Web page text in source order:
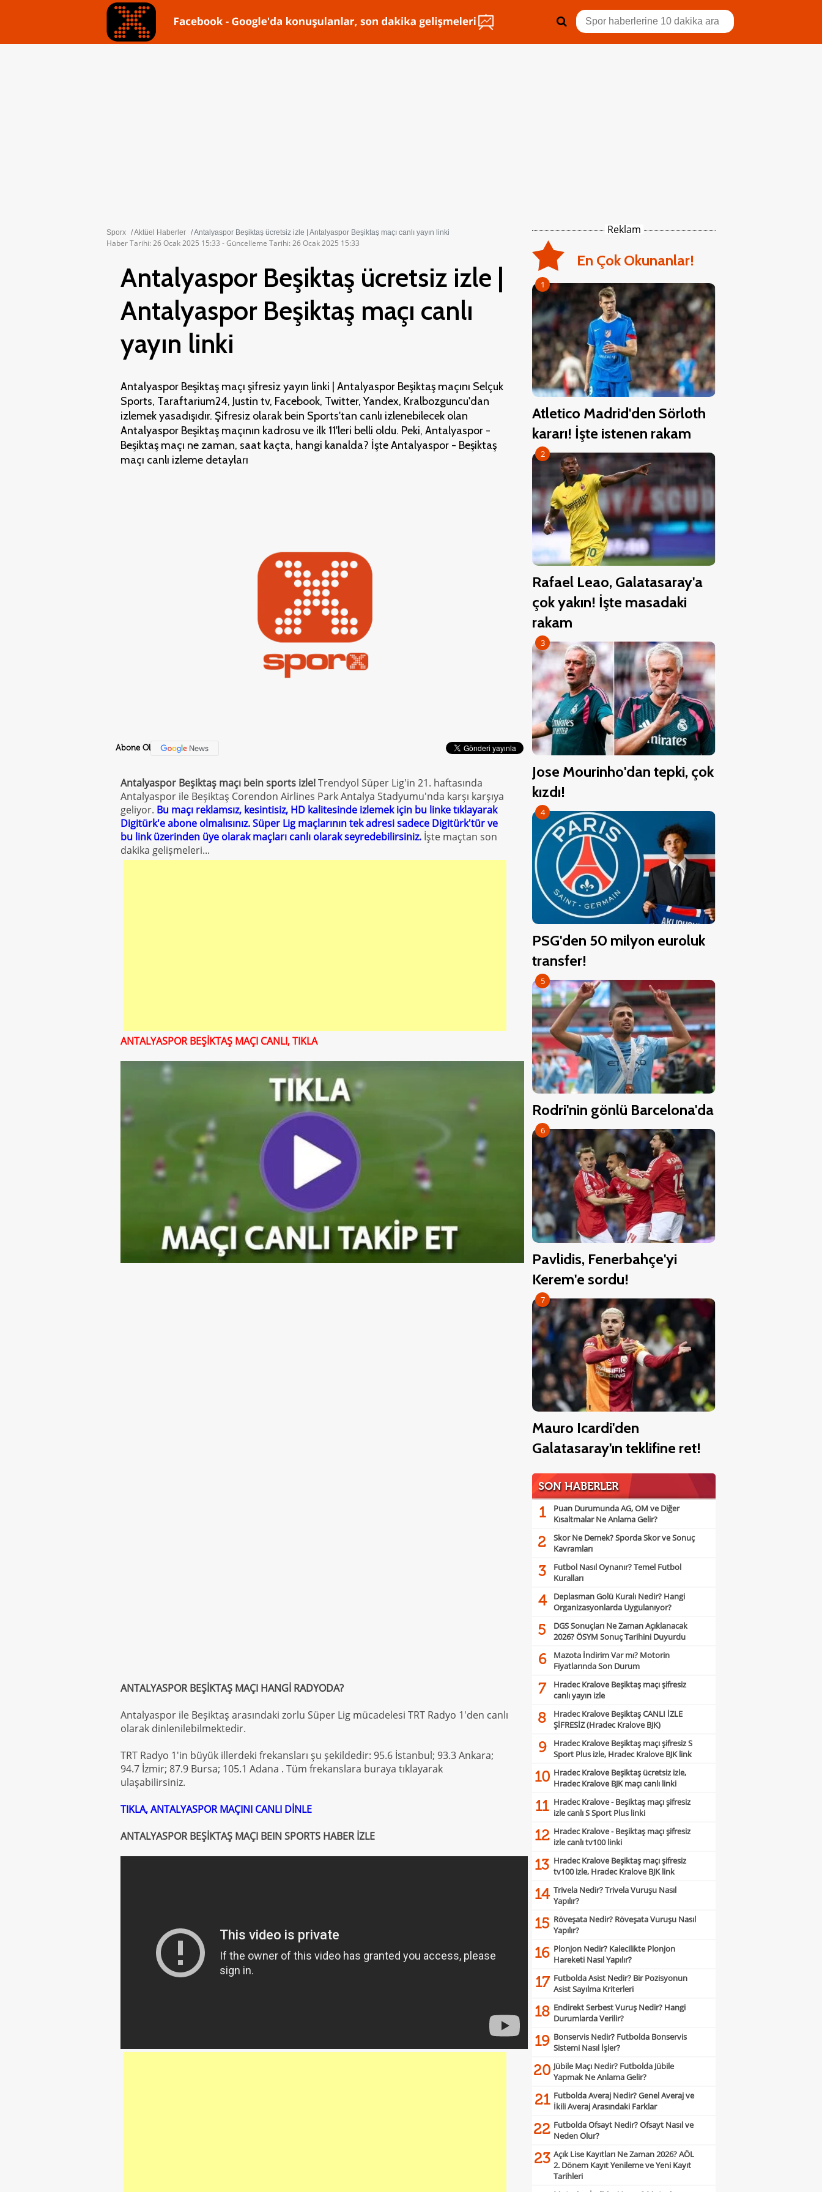
Sporx Aktüel Haberler Antalyaspor Beşiktaş ücretsiz izle | Antalyaspor Beşiktaş maçı canlı yayın linki
Haber Tarihi: 26 Ocak 2025 15:33 - Güncelleme Tarihi: 26 Ocak 2025 15:33
Antalyaspor Beşiktaş ücretsiz izle |
Antalyaspor Beşiktaş maçı canlı
yayın linki
Antalyaspor Beşiktaş maçı şifresiz yayın linki | Antalyaspor Beşiktaş maçını Selçuk
Sports, Taraftarium24, Justin tv, Facebook, Twitter, Yandex, Kralbozguncu'dan
izlemek yasadışıdır. Şifresiz olarak bein Sports'tan canlı izlenebilecek olan
Antalyaspor Beşiktaş maçının kadrosu ve ilk 11'leri belli oldu. Peki, Antalyaspor -
Beşiktaş maçı ne zaman, saat kaçta, hangi kanalda? İşte Antalyaspor - Beşiktaş
maçı canlı izleme detayları
Abone Ol
Antalyaspor Beşiktaş maçı bein sports izle!Trendyol Süper Lig'in 21. haftasında
Antalyaspor ile Beşiktaş Corendon Airlines Park Antalya Stadyumu'nda karşı karşıya
geliyor. Bu maçı reklamsız, kesintisiz, HD kalitesinde izlemek için bu linke tıklayarak
Digitürk'e abone olmalısınız. Süper Lig maçlarının tek adresi sadece Digitürk'tür ve
bu link üzerinden üye olarak maçları canlı olarak seyredebilirsiniz. İşte maçtan son
dakika gelişmeleri...
ANTALYASPOR BEŞİKTAŞ MAÇI CANLI, TIKLA
ANTALYASPOR BEŞİKTAŞ MAÇI HANGİ RADYODA?
Antalyaspor ile Beşiktaş arasındaki zorlu Süper Lig mücadelesi TRT Radyo 1'den canlı
olarak dinlenilebilmektedir.
TRT Radyo 1'in büyük illerdeki frekansları şu şekildedir: 95.6 İstanbul; 93.3 Ankara;
94.7 İzmir; 87.9 Bursa; 105.1 Adana . Tüm frekanslara buraya tıklayarak
ulaşabilirsiniz.
TIKLA, ANTALYASPOR MAÇINI CANLI DİNLE
ANTALYASPOR BEŞİKTAŞ MAÇI BEIN SPORTS HABER İZLE
Reklam
En Çok Okunanlar!
1
Atletico Madrid'den Sörloth
kararı! İşte istenen rakam
2
Rafael Leao, Galatasaray'a
çok yakın! İşte masadaki
rakam
3
Jose Mourinho'dan tepki, çok
kızdı!
4
PSG'den 50 milyon euroluk
transfer!
5
Rodri'nin gönlü Barcelona'da
6
Pavlidis, Fenerbahçe'yi
Kerem'e sordu!
7
Mauro Icardi'den
Galatasaray'ın teklifine ret!
SON HABERLER
1
Puan Durumunda AG, OM ve Diğer
Kısaltmalar Ne Anlama Gelir?
2
Skor Ne Demek? Sporda Skor ve Sonuç
Kavramları
3
Futbol Nasıl Oynanır? Temel Futbol
Kuralları
4
Deplasman Golü Kuralı Nedir? Hangi
Organizasyonlarda Uygulanıyor?
5
DGS Sonuçları Ne Zaman Açıklanacak
2026? ÖSYM Sonuç Tarihini Duyurdu
6
Mazota İndirim Var mı? Motorin
Fiyatlarında Son Durum
7
Hradec Kralove Beşiktaş maçı şifresiz
canlı yayın izle
8
Hradec Kralove Beşiktaş CANLI İZLE
ŞİFRESİZ (Hradec Kralove BJK)
9
Hradec Kralove Beşiktaş maçı şifresiz S
Sport Plus izle, Hradec Kralove BJK link
10 Hradec Kralove Beşiktaş ücretsiz izle,
Hradec Kralove BJK maçı canlı linki
11 Hradec Kralove - Beşiktaş maçı şifresiz
izle canlı S Sport Plus linki
12 Hradec Kralove - Beşiktaş maçı şifresiz
izle canlı tv100 linki
13 Hradec Kralove Beşiktaş maçı şifresiz
tv100 izle, Hradec Kralove BJK link
14 Trivela Nedir? Trivela Vuruşu Nasıl
Yapılır?
15 Röveşata Nedir? Röveşata Vuruşu Nasıl
Yapılır?
16 Plonjon Nedir? Kalecilikte Plonjon
Hareketi Nasıl Yapılır?
17 Futbolda Asist Nedir? Bir Pozisyonun
Asist Sayılma Kriterleri
18 Endirekt Serbest Vuruş Nedir? Hangi
Durumlarda Verilir?
19 Bonservis Nedir? Futbolda Bonservis
Sistemi Nasıl İşler?
20 Jübile Maçı Nedir? Futbolda Jübile
Yapmak Ne Anlama Gelir?
21 Futbolda Averaj Nedir? Genel Averaj ve
İkili Averaj Arasındaki Farklar
22 Futbolda Ofsayt Nedir? Ofsayt Nasıl ve
Neden Olur?
23 Açık Lise Kayıtları Ne Zaman 2026? AÖL
2. Dönem Kayıt Yenileme ve Yeni Kayıt
Tarihleri